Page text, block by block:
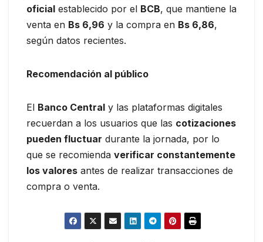
oficial establecido por el BCB, que mantiene la
venta en Bs 6,96 y la compra en Bs 6,86,
según datos recientes.
Recomendación al público
El Banco Central y las plataformas digitales
recuerdan a los usuarios que las cotizaciones
pueden fluctuar durante la jornada, por lo
que se recomienda verificar constantemente
los valores antes de realizar transacciones de
compra o venta.